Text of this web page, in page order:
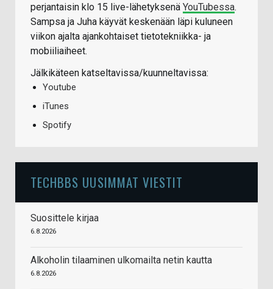
perjantaisin klo 15 live-lähetyksenä YouTubessa.
Sampsa ja Juha käyvät keskenään läpi kuluneen
viikon ajalta ajankohtaiset tietotekniikka- ja
mobiiliaiheet.
Jälkikäteen katseltavissa/kuunneltavissa:
Youtube
iTunes
Spotify
TECHBBS UUSIMMAT VIESTIT
Suosittele kirjaa
6.8.2026
Alkoholin tilaaminen ulkomailta netin kautta
6.8.2026